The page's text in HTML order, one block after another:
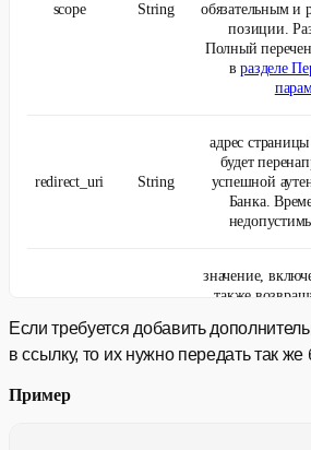
scope String
обязательным и
позиции.
Полный
вразделе
redirect_uri String
адрес
будет
успешной
Банка.
значение,
также
запросов
Если требуется добавить
в ссылку, то их нужно передать так же
Пример